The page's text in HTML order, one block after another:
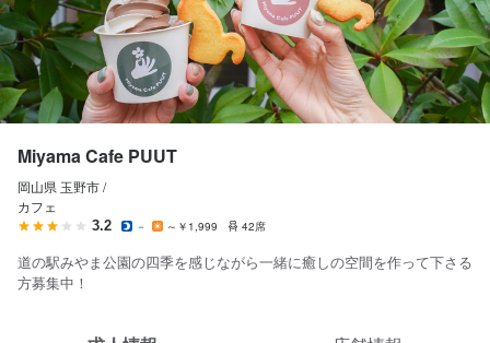
求人検索
マイページ管理
気になる求人
応募履歴
Miyama Cafe PUUT
岡山県 玉野市 /
カフェ
3.2 － ～￥1,999 42席
道の駅みやま公園の四季を感じながら一緒に癒しの空間を作って下さる
方募集中！